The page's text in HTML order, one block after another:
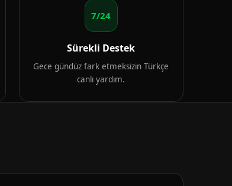
7/24
Sürekli Destek
Gece gündüz fark etmeksizin Türkçe
canlı yardım.